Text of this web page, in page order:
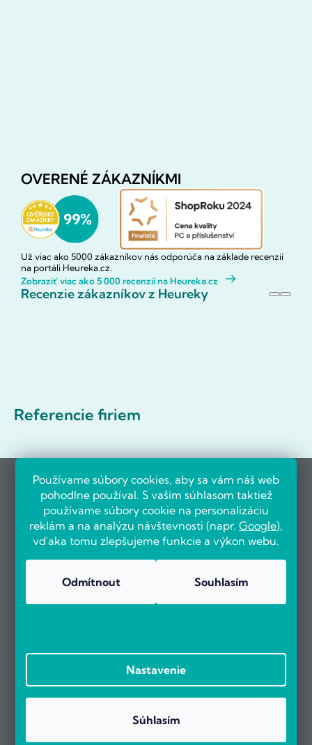
Používame súbory cookies, aby sa vám náš web
pohodlne používal. S vaším súhlasom taktiež
používame súbory cookie na personalizáciu
reklám a na analýzu návštevnosti (napr. Google),
vďaka tomu zlepšujeme funkcie a výkon webu.
Odmítnout Souhlasím
Nastavenie
Súhlasím
OVERENÉ ZÁKAZNÍKMI
Už viac ako 5000 zákazníkov nás odporúča na základe recenzií
na portáli Heureka.cz.
Zobraziť viac ako 5 000 recenzií na Heureka.cz
Recenzie zákazníkov z Heureky
Referencie firiem